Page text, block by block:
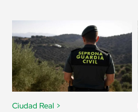
Ciudad Real >